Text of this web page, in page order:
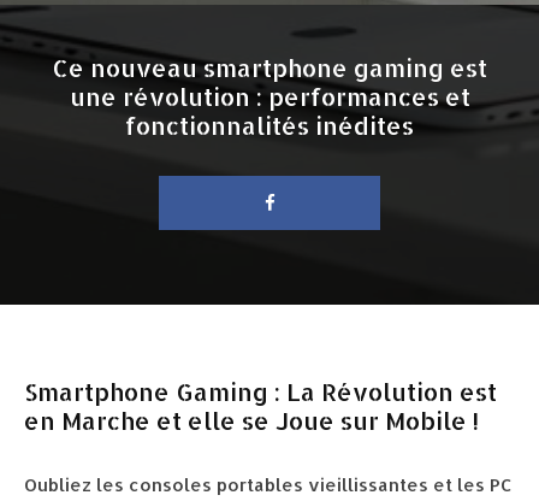
Ce nouveau smartphone gaming est
une révolution : performances et
fonctionnalités inédites
Smartphone Gaming : La Révolution est
en Marche et elle se Joue sur Mobile !
Oubliez les consoles portables vieillissantes et les PC